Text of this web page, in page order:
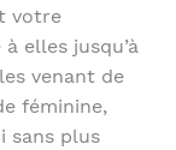
votre
elles jusqu’à
venant de
féminine,
sans plus